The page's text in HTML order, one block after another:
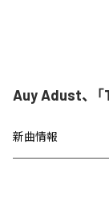
Auy Adust、
新曲情報